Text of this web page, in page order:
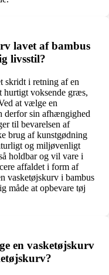
lavet af bambus
livsstil?
skridt i retning af en
hurtigt voksende græs,
at vælge en
derfor sin afhængighed
til bevarelsen af
brug af kunstgødning
og miljøvenligt
holdbar og vil vare i
affaldet i form af
vasketøjskurv i bambus
måde at opbevare tøj
en vasketøjskurv